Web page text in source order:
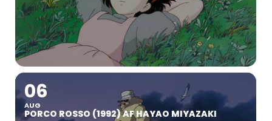
06
AUG
PORCO ROSSO (1992) AF HAYAO MIYAZAKI